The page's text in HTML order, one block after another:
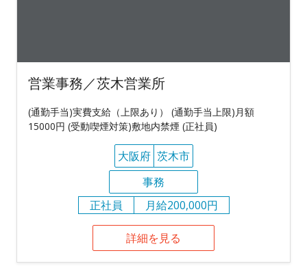
営業事務／茨木営業所
(通勤手当)実費支給（上限あり） (通勤手当上限)月額
15000円 (受動喫煙対策)敷地内禁煙 (正社員)
大阪府 茨木市
事務
正社員
月給200,000円
詳細を見る